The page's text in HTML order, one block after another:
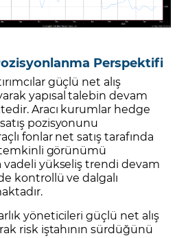
Perspektifi
güçlü net alış
yapısal talebin devam
Aracı kurumlar hedge
pozisyonunu
fonlar net satış tarafında
temkinli görünümü
vadeli yükseliş trendi devam
kontrollü ve dalgalı
yöneticileri güçlü net alış
risk iştahının sürdüğünü